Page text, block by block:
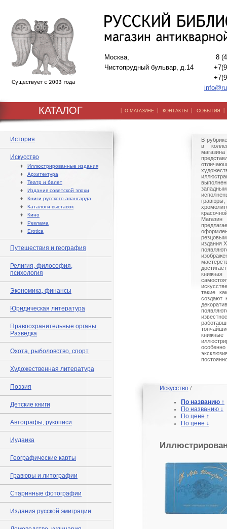
Москва,
Чистопрудный бульвар, д.14
8
КАТАЛОГ | О МАГАЗИНЕ | КОНТАКТЫ | СОБЫТИЯ
История
Искусство
♦ Иллюстрированные издания
♦ Архитектура
♦ Театр и балет
♦ Издания советской эпохи
♦ Книги русского авангарда
♦ Каталоги выставок
♦ Кино
♦ Реклама
♦ Erotica
Путешествия и география
Религия, философия,
психология
Экономика, финансы
Юридическая литература
Правоохранительные органы.
Разведка
Охота, рыболовство, спорт
Художественная литература
Поэзия
Детские книги
Автографы, рукописи
Иудаика
Географические карты
Гравюры и литографии
Старинные фотографии
Издания русской эмиграции
В
в
издания
такие
создают
Искусство /
По названию ↑
По названию ↓
По цене ↑
По цене ↓